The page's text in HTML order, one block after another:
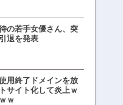
の若手女優さん、突
退を発表
用終了ドメインを放
サイト化して炎上ｗ
ｗ
元TOKIO山口達也、家賃3.4
の新居を公開ｗｗｗｗｗｗ
母親「息子の借りた本が心
真をSNS投稿→司書らから